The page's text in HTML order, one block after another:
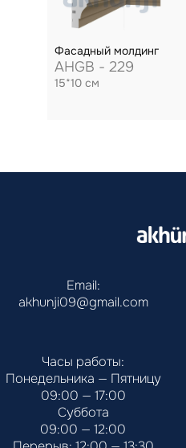
Фасадный молдинг
AHGB - 229
15*10 см
Email:
akhunji09@gmail.com
Часы работы:
Понедельника — Пятницу
09:00 — 17:00
Суббота
09:00 — 12:00